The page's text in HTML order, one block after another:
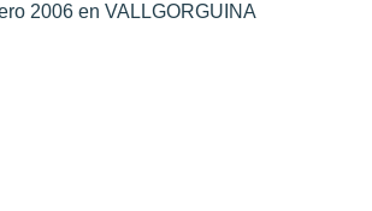
2006 en VALLGORGUINA